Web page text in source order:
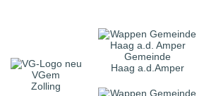
VGem
Zolling
Gemeinde
Haag a.d.Amper